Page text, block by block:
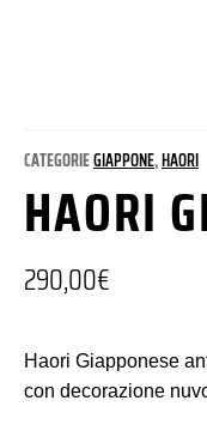
CATEGORIEGIAPPONE,HAORI
HAORI
290,00€
Haori Giapponese
con decorazione